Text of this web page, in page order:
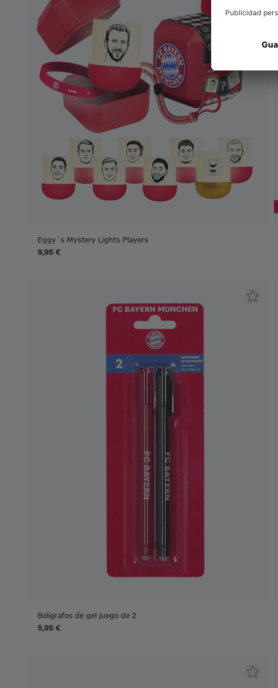
Eggy`s Mystery Lights Players
9,95 €
Bolígrafos de gel juego de 2
5,95 €